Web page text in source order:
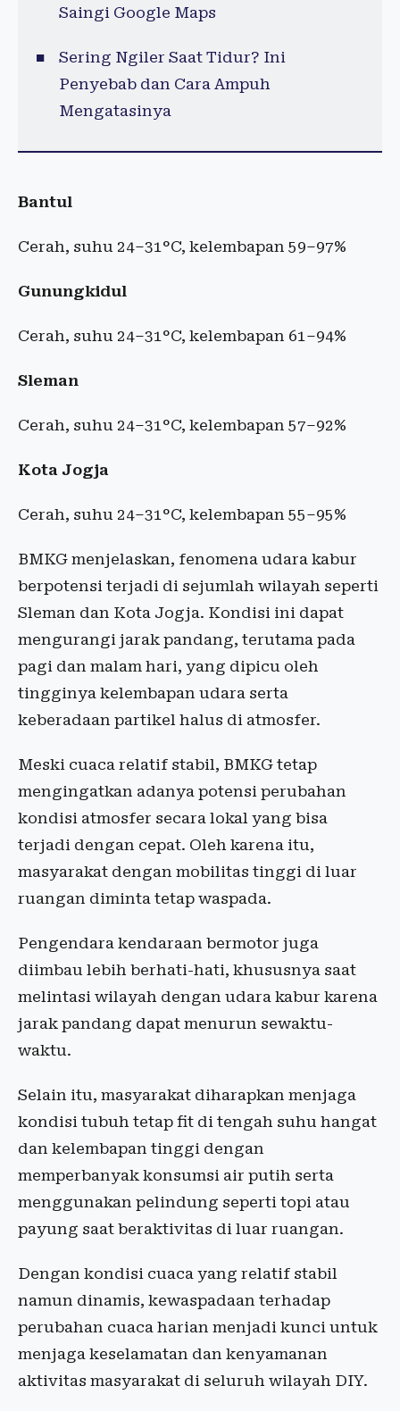
Saingi Google Maps
Sering Ngiler Saat Tidur? Ini
Penyebab dan Cara Ampuh
Mengatasinya
Bantul
Cerah, suhu 24–31°C, kelembapan 59–97%
Gunungkidul
Cerah, suhu 24–31°C, kelembapan 61–94%
Sleman
Cerah, suhu 24–31°C, kelembapan 57–92%
Kota Jogja
Cerah, suhu 24–31°C, kelembapan 55–95%
BMKG menjelaskan, fenomena udara kabur
berpotensi terjadi di sejumlah wilayah seperti
Sleman dan Kota Jogja. Kondisi ini dapat
mengurangi jarak pandang, terutama pada
pagi dan malam hari, yang dipicu oleh
tingginya kelembapan udara serta
keberadaan partikel halus di atmosfer.
Meski cuaca relatif stabil, BMKG tetap
mengingatkan adanya potensi perubahan
kondisi atmosfer secara lokal yang bisa
terjadi dengan cepat. Oleh karena itu,
masyarakat dengan mobilitas tinggi di luar
ruangan diminta tetap waspada.
Pengendara kendaraan bermotor juga
diimbau lebih berhati-hati, khususnya saat
melintasi wilayah dengan udara kabur karena
jarak pandang dapat menurun sewaktu-
waktu.
Selain itu, masyarakat diharapkan menjaga
kondisi tubuh tetap fit di tengah suhu hangat
dan kelembapan tinggi dengan
memperbanyak konsumsi air putih serta
menggunakan pelindung seperti topi atau
payung saat beraktivitas di luar ruangan.
Dengan kondisi cuaca yang relatif stabil
namun dinamis, kewaspadaan terhadap
perubahan cuaca harian menjadi kunci untuk
menjaga keselamatan dan kenyamanan
aktivitas masyarakat di seluruh wilayah DIY.